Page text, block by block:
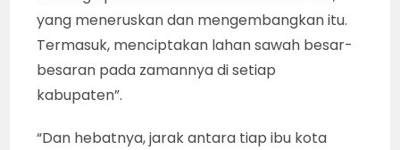
yang meneruskan dan mengembangkan itu.
Termasuk, menciptakan lahan sawah besar-
besaran pada zamannya di setiap
kabupaten”.
“Dan hebatnya, jarak antara tiap ibu kota